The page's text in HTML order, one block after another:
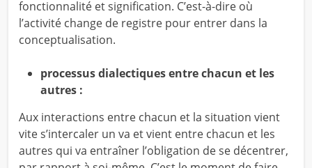
fonctionnalité et signification. C’est-à-dire où
l’activité change de registre pour entrer dans la
conceptualisation.
processus dialectiques entre chacun et les
autres :
Aux interactions entre chacun et la situation vient
vite s’intercaler un va et vient entre chacun et les
autres qui va entraîner l’obligation de se décentrer,